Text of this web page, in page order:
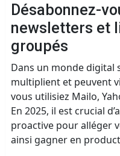
Désabonnez-
newsletters et
groupés
Dans un monde digital
multiplient et peuvent
vous utilisiez Mailo,
En 2025, il est crucial
proactive pour alléger
ainsi gagner en